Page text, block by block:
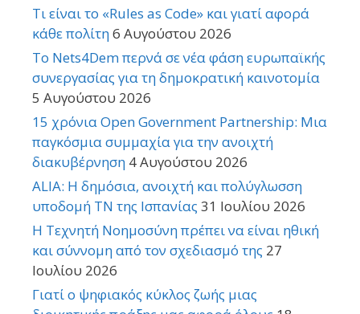
Τι είναι το «Rules as Code» και γιατί αφορά
κάθε πολίτη6 Αυγούστου 2026
Το Nets4Dem περνά σε νέα φάση ευρωπαϊκής
συνεργασίας για τη δημοκρατική καινοτομία
5 Αυγούστου 2026
15 χρόνια Open Government Partnership: Μια
παγκόσμια συμμαχία για την ανοιχτή
διακυβέρνηση 4 Αυγούστου 2026
ALIA: Η δημόσια, ανοιχτή και πολύγλωσση
υποδομή ΤΝ της Ισπανίας 31 Ιουλίου 2026
Η Τεχνητή Νοημοσύνη πρέπει να είναι ηθική
και σύννομη από τον σχεδιασμό της 27
Ιουλίου 2026
Γιατί ο ψηφιακός κύκλος ζωής μιας